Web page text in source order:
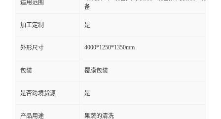
适用范围
备
加工定制 是
外形尺寸 4000*1250*1350mm
包装 覆膜包装
是否跨境货源 是
产品用途 果蔬的清洗